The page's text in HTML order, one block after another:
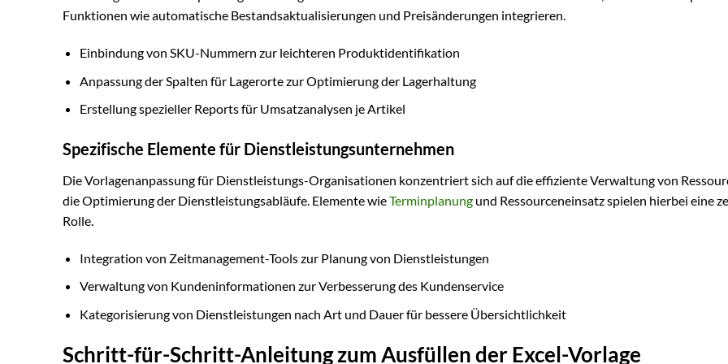
Funktionen wie automatische Bestandsaktualisierungen und Preisänderungen integrieren.
Einbindung von SKU-Nummern zur leichteren Produktidentifikation
Anpassung der Spalten für Lagerorte zur Optimierung der Lagerhaltung
Erstellung spezieller Reports für Umsatzanalysen je Artikel
Spezifische Elemente für Dienstleistungsunternehmen
Die Vorlagenanpassung für Dienstleistungs-Organisationen konzentriert sich auf die effiziente Verwaltung von
die Optimierung der Dienstleistungsabläufe. Elemente wieTerminplanung und Ressourceneinsatz spielen hierbei eine
Rolle.
Integration von Zeitmanagement-Tools zur Planung von Dienstleistungen
Verwaltung von Kundeninformationen zur Verbesserung des Kundenservice
Kategorisierung von Dienstleistungen nach Art und Dauer für bessere Übersichtlichkeit
Schritt-für-Schritt-Anleitung zum Ausfüllen der Excel-Vorlage